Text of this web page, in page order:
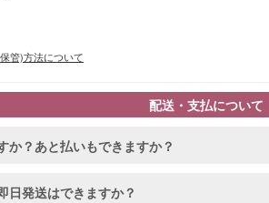
管)方法について
配送・支払について
か？あと払いもできますか？
日発送はできますか？